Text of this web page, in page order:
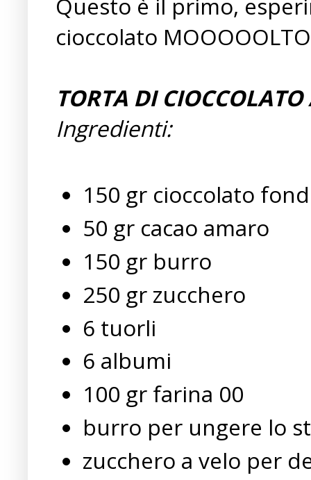
cioccolato
TORTA DI
Ingredienti:
150 gr cioccolato
50 gr cacao amaro
150 gr burro
250 gr zucchero
6 tuorli
6 albumi
100 gr farina 00
burro per ungere lo
zucchero a velo per